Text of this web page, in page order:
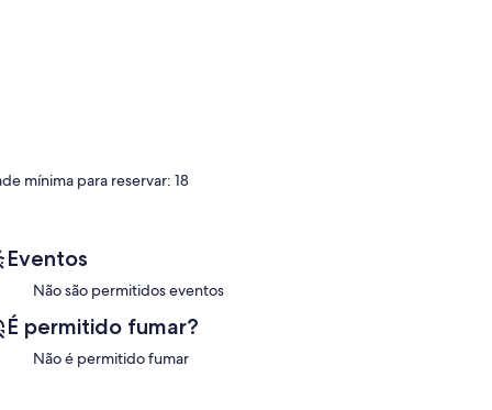
padrão (quarto nº 3) e um quarto não A. c Instalação
de solteiro vendidas separadamente.
de ônibus) -1 km, estação ferroviária de Chandigarh -
mínima para reservar: 18
Eventos
Não são permitidos eventos
É permitido fumar?
Não é permitido fumar